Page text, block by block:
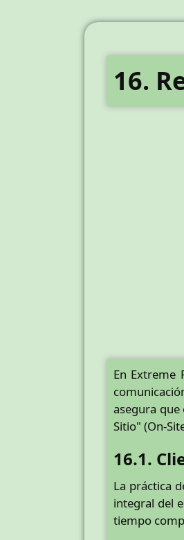
16.
En Extreme
asegura
Sitio" (On-
16.1.
La práctica
integral del
tiempo